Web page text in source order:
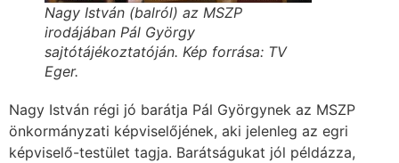
Nagy István (balról) az MSZP
irodájában Pál György
sajtótájékoztatóján. Kép forrása: TV
Eger.
Nagy István régi jó barátja Pál Györgynek az MSZP
önkormányzati képviselőjének, aki jelenleg az egri
képviselő-testület tagja. Barátságukat jól példázza,